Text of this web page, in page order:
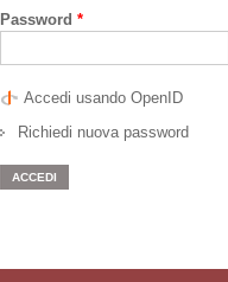
Password *
Accedi usando OpenID
Richiedi nuova password